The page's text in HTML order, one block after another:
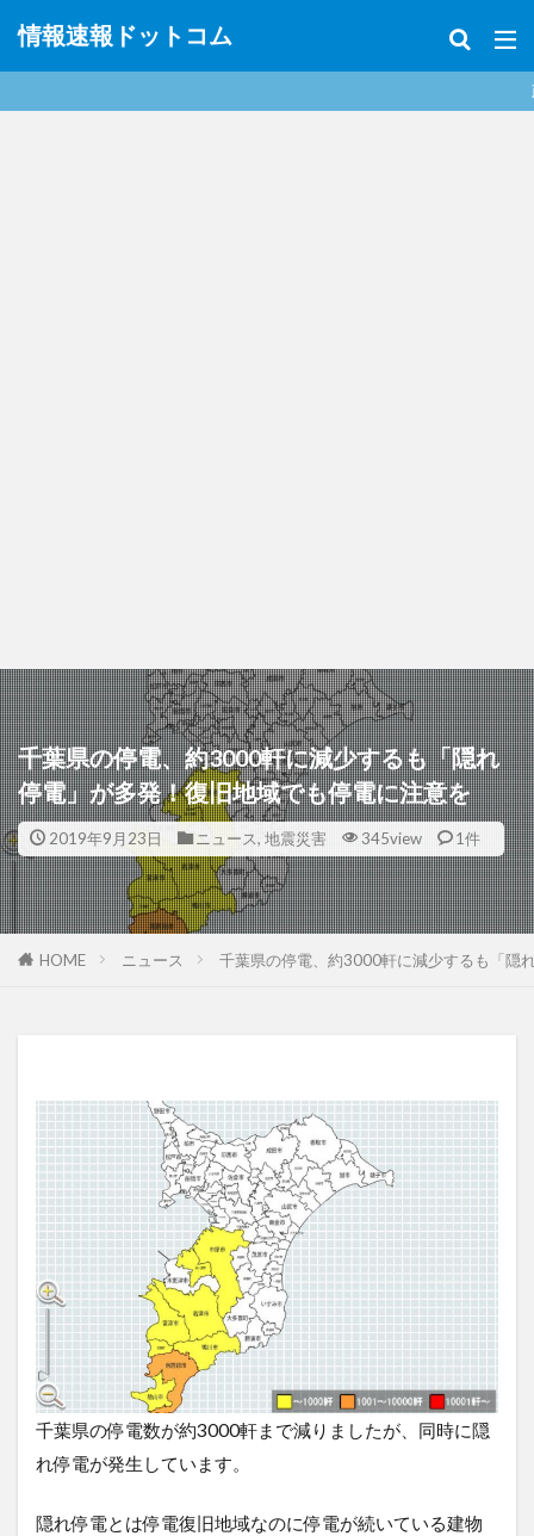
情報速報ドットコム
政治、経済、地震、
千葉県の停電、約3000軒に減少するも「隠れ
停電」が多発！復旧地域でも停電に注意を
2019年9月23日 ニュース, 地震災害 345view 1件
HOME ニュース 千葉県の停電、約3000軒に減少するも「隠
千葉県の停電数が約3000軒まで減りましたが、同時に隠
れ停電が発生しています。
隠れ停電とは停電復旧地域なのに停電が続いている建物